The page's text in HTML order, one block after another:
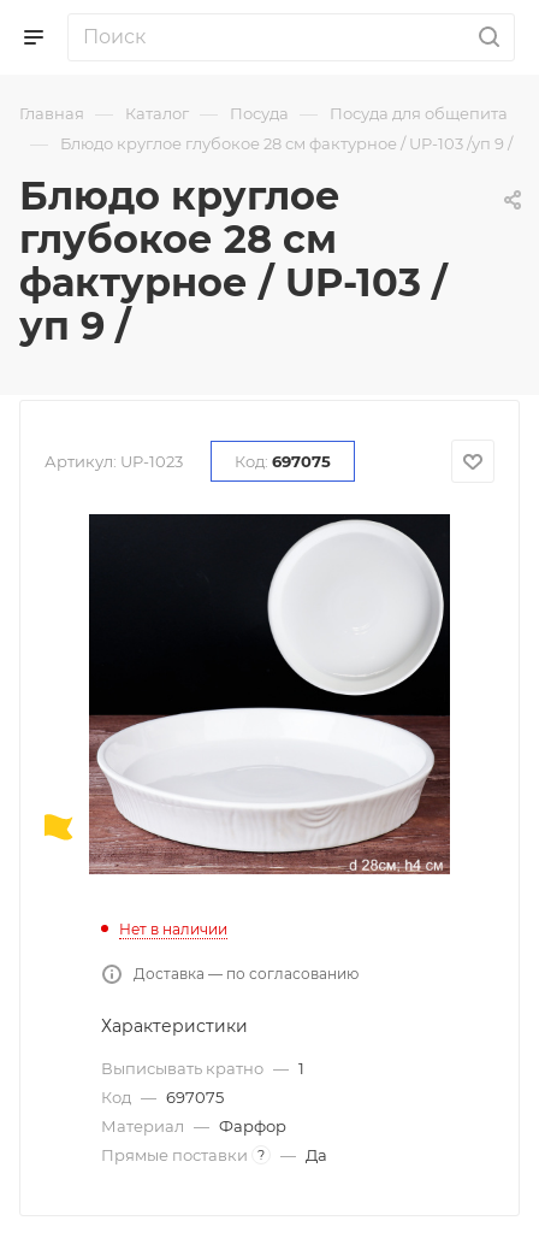
Главная — Каталог — Посуда — Посуда для общепита
— Блюдо круглое глубокое 28 см фактурное / UP-103 /уп 9 /
Блюдо круглое
глубокое 28 см
фактурное / UP-103 /
уп 9 /
Артикул: UP-1023 Код: 697075
Нет в наличии
Доставка — по согласованию
Характеристики
Выписывать кратно — 1
Код — 697075
Материал — Фарфор
Прямые поставки
? — Да